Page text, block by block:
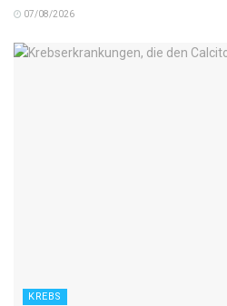
07/08/2026
KREBS